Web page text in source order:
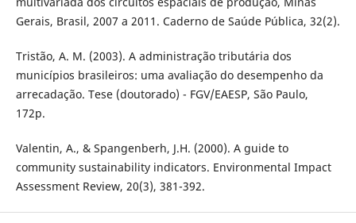
Gerais, Brasil, 2007 a 2011. Caderno de Saúde Pública, 32(2).
Tristão, A. M. (2003). A administração tributária dos
municípios brasileiros: uma avaliação do desempenho da
arrecadação. Tese (doutorado) - FGV/EAESP, São Paulo,
172p.
Valentin, A., & Spangenberh, J.H. (2000). A guide to
community sustainability indicators. Environmental Impact
Assessment Review, 20(3), 381-392.